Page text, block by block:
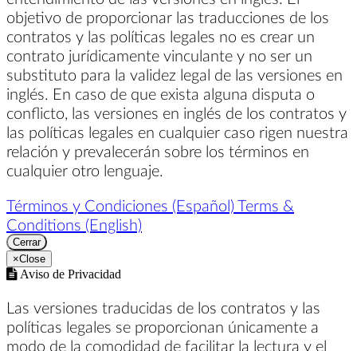
objetivo de proporcionar las traducciones de los
contratos y las políticas legales no es crear un
contrato jurídicamente vinculante y no ser un
substituto para la validez legal de las versiones en
inglés. En caso de que exista alguna disputa o
conflicto, las versiones en inglés de los contratos y
las políticas legales en cualquier caso rigen nuestra
relación y prevalecerán sobre los términos en
cualquier otro lenguaje.
Términos y Condiciones (Español) Terms &
Conditions (English)
Cerrar
×Close
Aviso de Privacidad
Las versiones traducidas de los contratos y las
políticas legales se proporcionan únicamente a
modo de la comodidad de facilitar la lectura y el